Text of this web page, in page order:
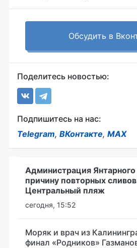
Обсудить в
Поделитесь новостью:
Подпишитесь на нас:
Telegram, ВКонтакте, MAX
Администрация Янтарного
причину повторных
Центральный пляж
сегодня, 15:52
Моряк и врач из
финал «Родников»